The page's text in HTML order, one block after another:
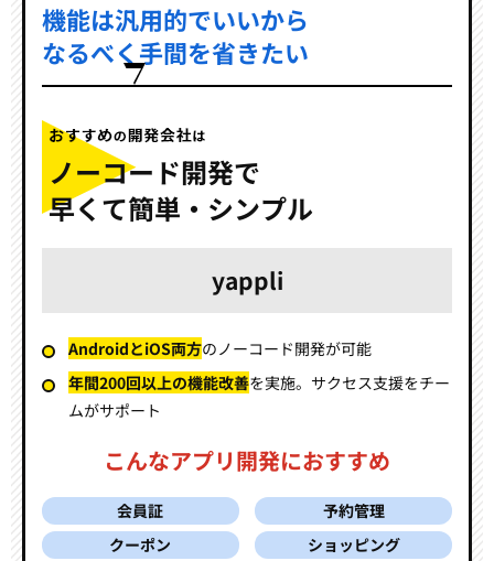
機能は汎用的でいいから
なるべく手間を省きたい
ノーコード開発で
早くて簡単・シンプル
yappli
AndroidとiOS両方のノーコード開発が可能
年間200回以上の機能改善を実施。 サクセス支援をチー
ムがサポート
こんなアプリ開発におすすめ
会員証
予約管理
クーポン
ショッピング